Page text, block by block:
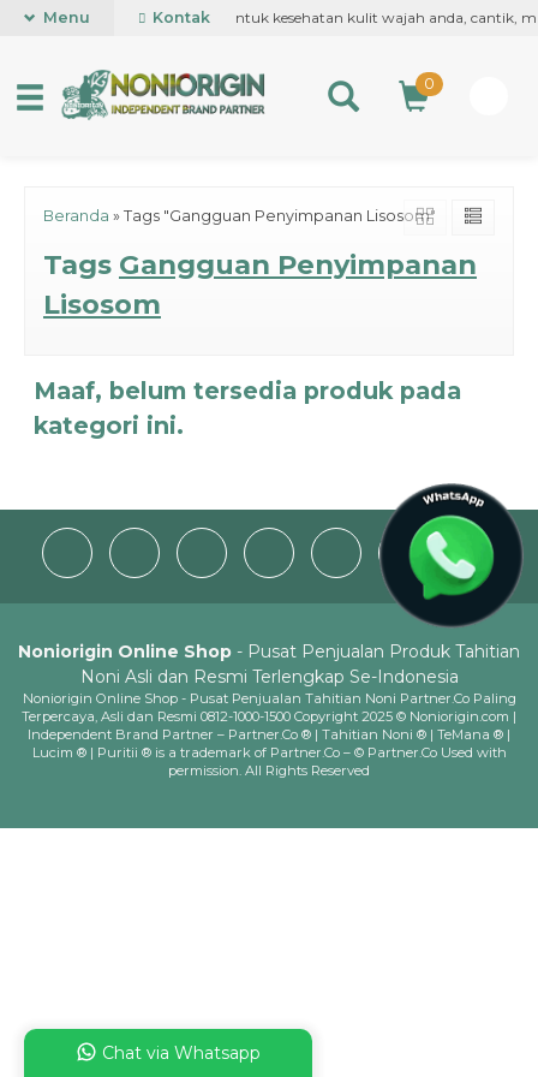
Roll on pertama kali di dunia, untuk kesehatan kulit wajah anda, cantik,
Menu Kontak
0
Beranda » Tags "Gangguan Penyimpanan Lisosom"
Tags Gangguan Penyimpanan
Lisosom
Maaf, belum tersedia produk pada
kategori ini.
Noniorigin Online Shop - Pusat Penjualan Produk Tahitian
Noni Asli dan Resmi Terlengkap Se-Indonesia
Noniorigin Online Shop - Pusat Penjualan Tahitian Noni Partner.Co Paling
Terpercaya, Asli dan Resmi 0812-1000-1500 Copyright 2025 © Noniorigin.com |
Independent Brand Partner – Partner.Co ® | Tahitian Noni ® | TeMana ® |
Lucim ® | Puritii ® is a trademark of Partner.Co – © Partner.Co Used with
permission. All Rights Reserved
Chat via Whatsapp